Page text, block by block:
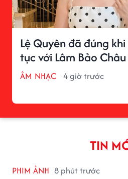
Lệ Quyên đã đúng
tục với Lâm Bảo Châu
ÂM NHẠC 4 giờ trước
TIN
PHIM ẢNH 8 phút trước